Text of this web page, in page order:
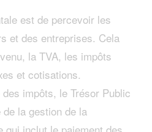
est de percevoir les
et des entreprises. Cela
la TVA, les impôts
et cotisations.
impôts, le Trésor Public
la gestion de la